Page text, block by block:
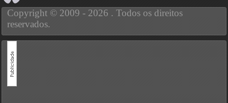
Copyright © 2009 - 2026 . Todos os direitos
reservados.